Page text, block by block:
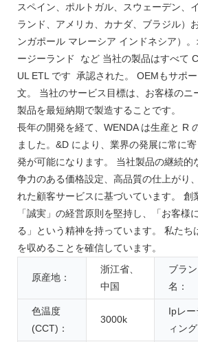
スペイン、ポルトガル、スウェーデン、
ランド、アメリカ、カナダ、ブラジル）
ンガポール マレーシア インドネシア）
ージーランド など 当社の製品はすべて
UL ETL です 承認された。 OEMもサポ
文。 当社のサービス目標は、お客様のニ
製品を最短納期で製造することです。
長年の開発を経て、WENDA は生産と R
ました。&D により、業界の発展に常に
発が可能になります。 当社製品の継続的
争力のある価格設定、高品質の仕上がり
れた顧客サービスに基づいています。 創
「誠実」の経営原則を堅持し、「お客様
る」という精神を持っています。 私たち
を収めることを確信しています。
原産地：
浙江省、
中国
ブラ
名：
色温度
(CCT)：
3000k
Ipレー
ィング